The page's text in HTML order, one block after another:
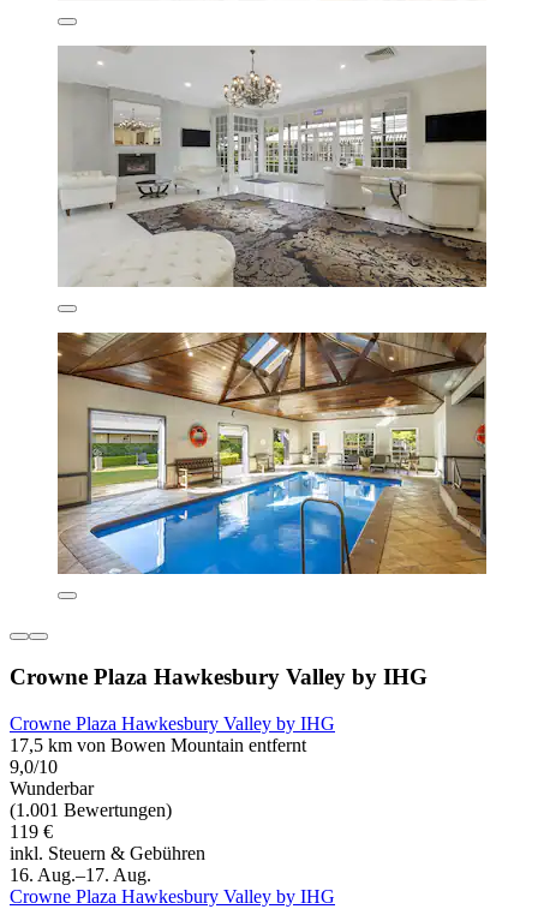
Crowne Plaza Hawkesbury Valley by IHG
Crowne Plaza Hawkesbury Valley by IHG
17,5 km von Bowen Mountain entfernt
9,0/10
Wunderbar
(1.001 Bewertungen)
119 €
inkl. Steuern & Gebühren
16. Aug.–17. Aug.
Crowne Plaza Hawkesbury Valley by IHG